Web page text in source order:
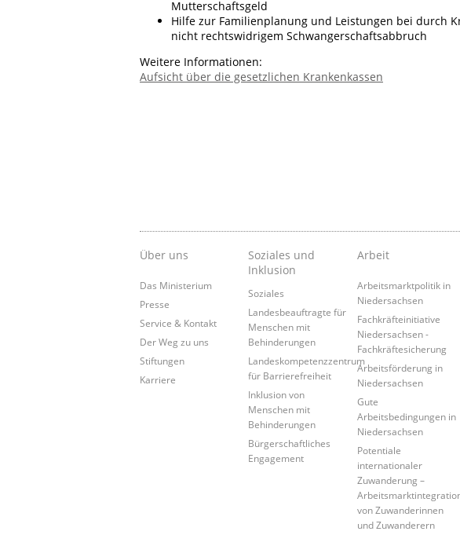
Mutterschaftsgeld
Hilfe zur Familienplanung und Leistungen bei durch
nicht rechtswidrigem Schwangerschaftsabbruch
Weitere Informationen:
Aufsicht über die gesetzlichen Krankenkassen
Über uns
Das Ministerium
Presse
Service & Kontakt
Der Weg zu uns
Stiftungen
Karriere
Soziales und
Inklusion
Soziales
Landesbeauftragte für
Menschen mit
Behinderungen
Landeskompetenzzentrum
für Barrierefreiheit
Inklusion von
Menschen mit
Behinderungen
Bürgerschaftliches
Engagement
Arbeit
Arbeitsmarktpolitik in
Niedersachsen
Fachkräfteinitiative
Niedersachsen -
Fachkräftesicherung
Arbeitsförderung in
Niedersachsen
Gute
Arbeitsbedingungen in
Niedersachsen
Potentiale
internationaler
Zuwanderung –
von Zuwanderinnen
und Zuwanderern